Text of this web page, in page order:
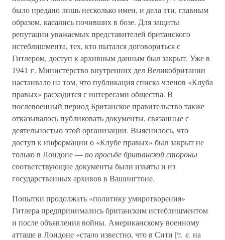
было предано лишь несколько имен, и дела эти, главным
образом, касались почивших в бозе. Для защиты
репутации уважаемых представителей британского
истеблишмента, тех, кто пытался договориться с
Гитлером, доступ к архивным данным был закрыт. Уже в
1941 г. Министерство внутренних дел Великобритании
настаивало на том, что публикация списка членов «Клуба
правых» расходится с интересами общества. В
послевоенный период Британское правительство также
отказывалось публиковать документы, связанные с
деятельностью этой организации. Выяснилось, что
доступ к информации о «Клубе правых» был закрыт не
только в Лондоне —по просьбе британской стороны
соответствующие документы были изъяты и из
государственных архивов в Вашингтоне.
Попытки продолжать «политику умиротворения»
Гитлера предпринимались британским истеблишментом
и после объявления войны. Американскому военному
атташе в Лондоне «стало известно, что в Сити [т. е. на